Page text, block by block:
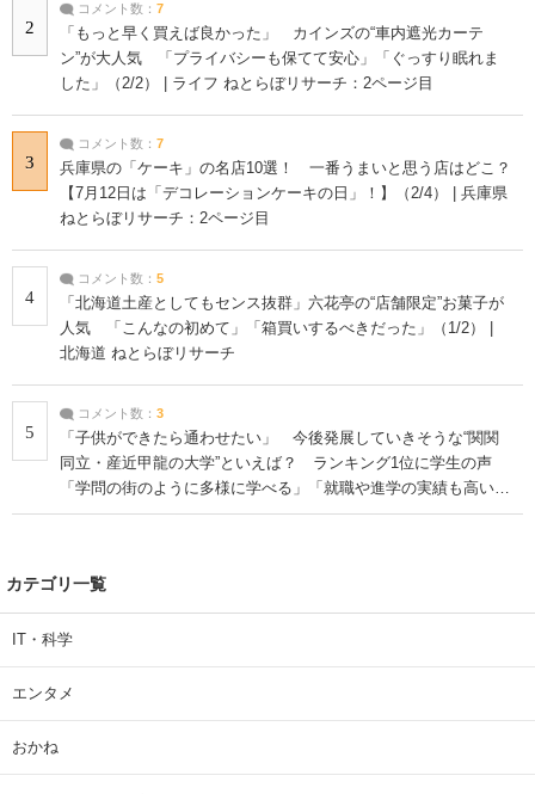
2
コメント数： 7
「もっと早く買えば良かった」 カインズの“車内遮光カーテ
ン”が大人気 「プライバシーも保てて安心」「ぐっすり眠れま
した」（2/2） | ライフ ねとらぼリサーチ：2ページ目
3
コメント数： 7
兵庫県の「ケーキ」の名店10選！ 一番うまいと思う店はどこ？
【7月12日は「デコレーションケーキの日」！】（2/4） | 兵庫県
ねとらぼリサーチ：2ページ目
4
コメント数： 5
「北海道土産としてもセンス抜群」六花亭の“店舗限定”お菓子が
人気 「こんなの初めて」「箱買いするべきだった」（1/2） |
北海道 ねとらぼリサーチ
5
コメント数： 3
「子供ができたら通わせたい」 今後発展していきそうな“関関
同立・産近甲龍の大学”といえば？ ランキング1位に学生の声
「学問の街のように多様に学べる」「就職や進学の実績も高い」
| 大学 ねとらぼリサーチ
カテゴリ一覧
IT・科学
エンタメ
おかね